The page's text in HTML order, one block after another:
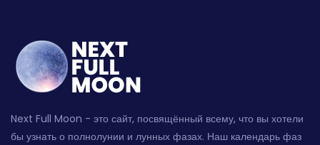
Next Full Moon - это сайт, посвящённый всему, что вы хотели
бы узнать о полнолунии и лунных фазах. Наш календарь фаз